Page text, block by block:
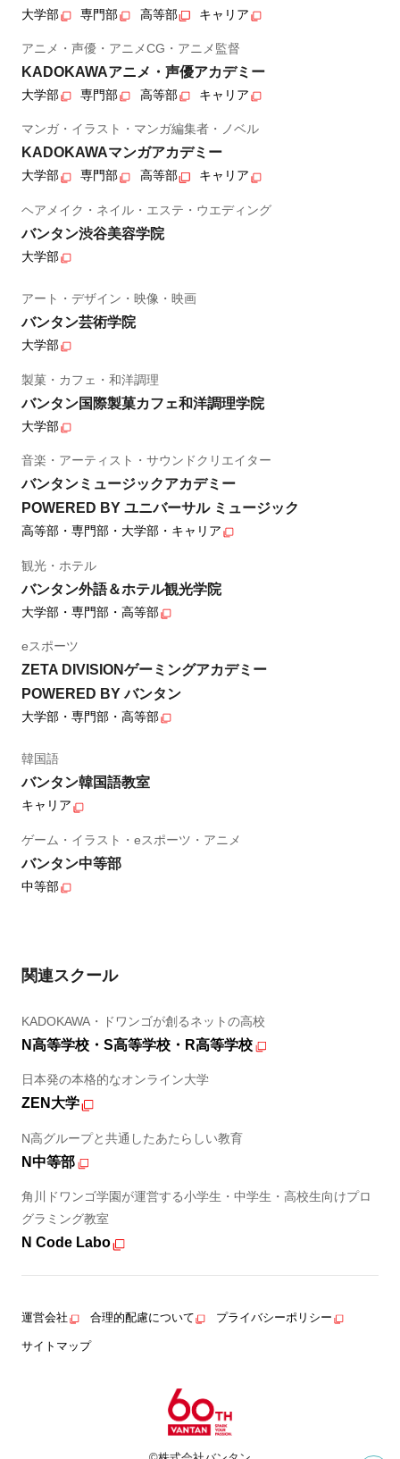
大学部 専門部 高等部 キャリア
アニメ・声優・アニメCG・アニメ監督
KADOKAWAアニメ・声優アカデミー
大学部 専門部 高等部 キャリア
マンガ・イラスト・マンガ編集者・ノベル
KADOKAWAマンガアカデミー
大学部 専門部 高等部 キャリア
ヘアメイク・ネイル・エステ・ウエディング
バンタン渋谷美容学院
大学部
アート・デザイン・映像・映画
バンタン芸術学院
大学部
製菓・カフェ・和洋調理
バンタン国際製菓カフェ和洋調理学院
大学部
音楽・アーティスト・サウンドクリエイター
バンタンミュージックアカデミー
POWERED BY ユニバーサル ミュージック
高等部・専門部・大学部・キャリア
観光・ホテル
バンタン外語＆ホテル観光学院
大学部・専門部・高等部
eスポーツ
ZETA DIVISIONゲーミングアカデミー
POWERED BY バンタン
大学部・専門部・高等部
韓国語
バンタン韓国語教室
キャリア
ゲーム・イラスト・eスポーツ・アニメ
バンタン中等部
中等部
関連スクール
KADOKAWA・ドワンゴが創るネットの高校
N高等学校・S高等学校・R高等学校
日本発の本格的なオンライン大学
ZEN大学
N高グループと共通したあたらしい教育
N中等部
角川ドワンゴ学園が運営する小学生・中学生・高校生向けプロ
グラミング教室
N Code Labo
運営会社 合理的配慮について プライバシーポリシー
サイトマップ